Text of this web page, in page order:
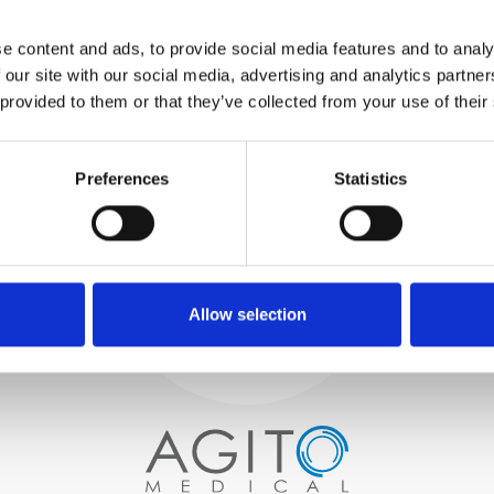
content and ads, to provide social media features and to
site with our social media, advertising and analytics
to them or that they’ve collected from your use of
Preferences Statistics
Allow selection
kontrola jakości
Zaczynamy od starannego
wyboru wysokiej jakości
skanerów obrazowych
WEWNĘTRZNE
Wszystkie części są
rygorystycznie testowane w
naszych zakładach